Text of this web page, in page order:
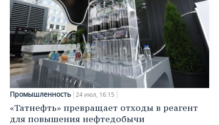
Промышленность 24 июл, 16:15
«Татнефть» превращает отходы в реагент
для повышения нефтедобычи